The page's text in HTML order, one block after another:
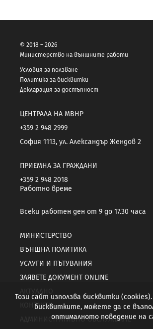
© 2018 – 2026
Министерство на външните работи
Условия за ползване
Политика за бисквитки
Декларация за достъпност
ЦЕНТРАЛА НА МВНР
+359 2 948 2999
София 1113, ул. Александър Жендов 2
ПРИЕМНА ЗА ГРАЖДАНИ
+359 2 948 2018
Работно време
Всеки работен ден от 9 до 17.30 часа
МИНИСТЕРСТВО
ВЪНШНА ПОЛИТИКА
УСЛУГИ И ПЪТУВАНИЯ
ЗАЯВЕТЕ ДОКУМЕНТ ONLINE
КОНТАКТИ
АДМИНИСТРАТИВНО ОБСЛУЖВАНЕ
Този сайт използва бисквитки
бисквитките, можете да се
оптималното поведение на